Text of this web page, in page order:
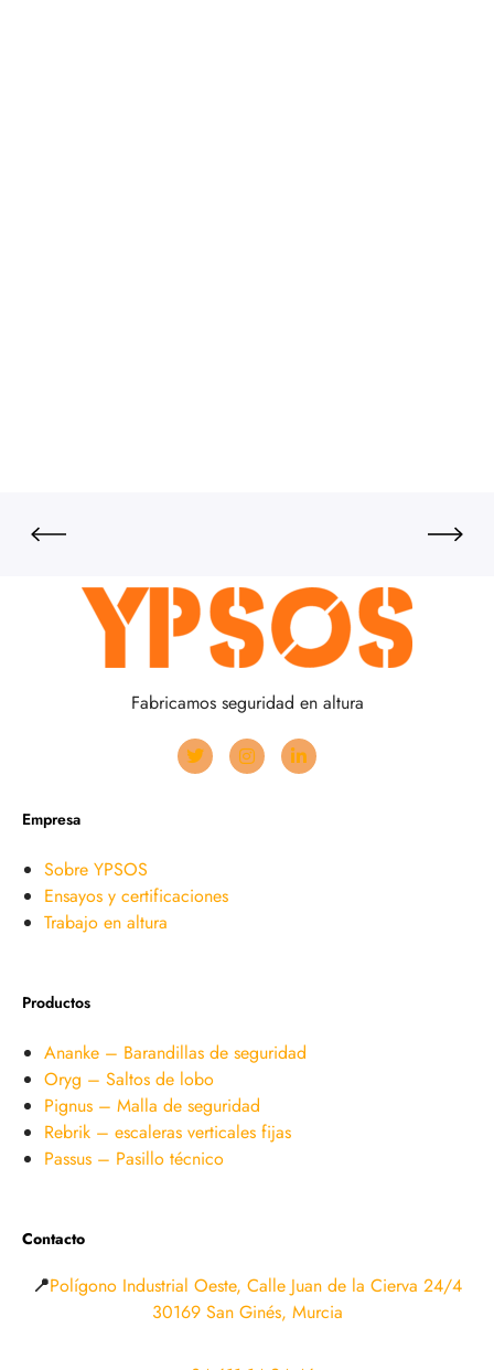
Fabricamos seguridad en altura
Empresa
Sobre YPSOS
Ensayos y certificaciones
Trabajo en altura
Productos
Ananke – Barandillas de seguridad
Oryg – Saltos de lobo
Pignus – Malla de seguridad
Rebrik – escaleras verticales fijas
Passus – Pasillo técnico
Contacto
📍Polígono Industrial Oeste, Calle Juan de la Cierva 24/4
30169 San Ginés, Murcia